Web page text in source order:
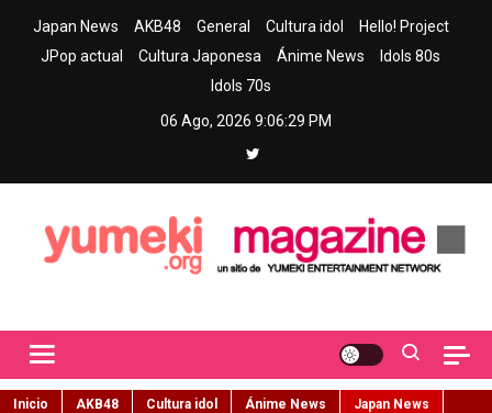
Japan News AKB48 General Cultura idol
Hello! Project
JPop actual
Cultura Japonesa Ánime News
Idols 80s
Idols 70s
06 Ago, 2026 9:06:31 PM
Inicio AKB48 Cultura idol Ánime News
Japan News